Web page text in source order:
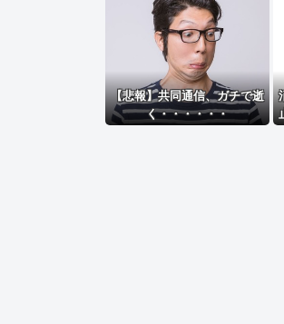
【悲報】共同通信、ガチで逝
く・・・・・・